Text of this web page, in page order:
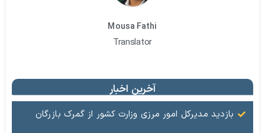
Mousa Fathi
Translator
آخرین اخبار
بازدید مدیرکل امور مرزی وزارت کشور از گمرک بازرگان